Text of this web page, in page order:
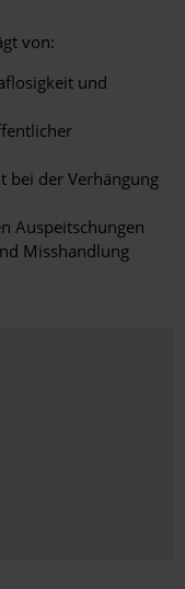
von:
und
bei der Verhängung
Auspeitschungen
Misshandlung